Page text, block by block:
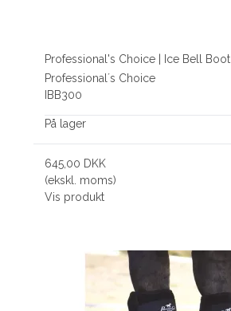
Professional's Choice | Ice Bell Boot
Professional´s Choice
IBB300
På lager
645,00 DKK
(ekskl. moms)
Vis produkt